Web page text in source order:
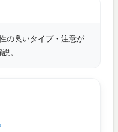
の良いタイプ・注意が
。